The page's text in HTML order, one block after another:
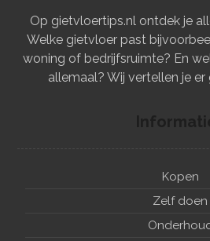
Op gietvloertips.nl ontdek je
Welke gietvloer past
woning of bedrijfsruimte? En
allemaal? Wij vertellen je er
Kopen
Zelf doen